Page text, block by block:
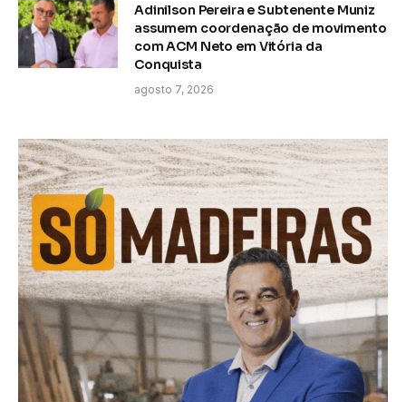
Adinilson Pereira e Subtenente Muniz
assumem coordenação de movimento
com ACM Neto em Vitória da
Conquista
agosto 7, 2026